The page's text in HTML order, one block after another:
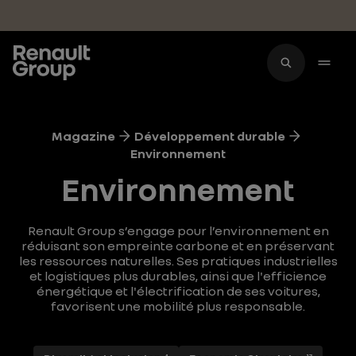
Magazine
Développement durable
Environnement
Environnement
Renault Group s’engage pour l’environnement en
réduisant son empreinte carbone et en préservant
les ressources naturelles. Ses pratiques industrielles
et logistiques plus durables, ainsi que l'efficience
énergétique et l'électrification de ses voitures,
favorisent une mobilité plus responsable.